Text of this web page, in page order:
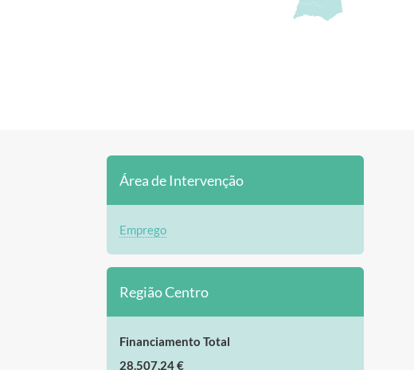
Área de Intervenção
Emprego
Região Centro
Financiamento Total
28.507,24 €